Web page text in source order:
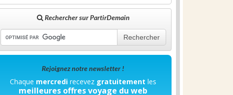
Rechercher sur PartirDemain
Rechercher
Rejoignez notre newsletter !
Chaque mercredi recevez gratuitement les
meilleures offres voyage du web